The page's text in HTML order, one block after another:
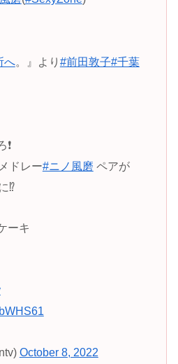
へ。』より #前田敦子#千葉
ドレー#ニノ風磨 ペアが
⁉️
ーキ
October 8, 2022